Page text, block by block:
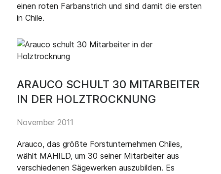
einen roten Farbanstrich und sind damit die ersten
in Chile.
ARAUCO SCHULT 30 MITARBEITER
IN DER HOLZTROCKNUNG
November 2011
Arauco, das größte Forstunternehmen Chiles,
wählt MAHILD, um 30 seiner Mitarbeiter aus
verschiedenen Sägewerken auszubilden. Es